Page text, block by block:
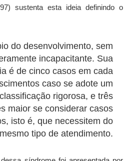
sustenta esta ideia definindo o
do desenvolvimento, sem
incapacitante. Sua
é de cinco casos em cada
caso se adote um
rigorosa, e três
maior se considerar casos
isto é, que necessitem do
mesmo tipo de atendimento.